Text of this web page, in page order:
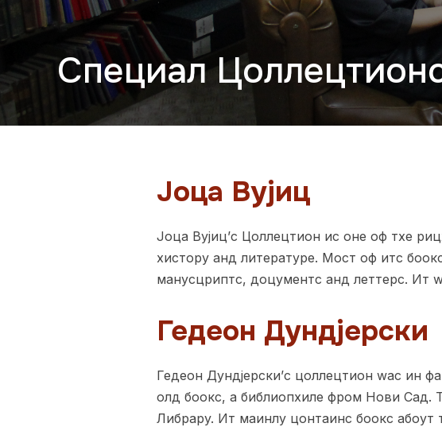
Специал
Јоца Вујиц
Јоца Вујиц’с Цоллецтион ис оне оф тхе
хисторy анд литературе. Мост оф итс
манусцриптс, доцументс анд леттерс. Ит
Гедеон Дундјерски
Гедеон Дундјерски’с цоллецтион wас ин
олд боокс, а библиопхиле фром Нови Сад.
Либрарy. Ит маинлy цонтаинс боокс абоут